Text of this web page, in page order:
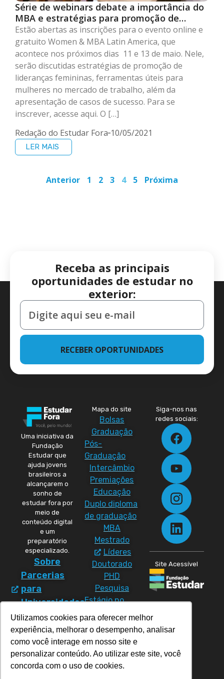
Utilizamos cookies para oferecer melhor
experiência, melhorar o desempenho, analisar
como você interage em nosso site e
personalizar conteúdo. Ao utilizar este site, você
concorda com o uso de cookies.
Série de webinars debate a importância do
MBA e estratégias para promoção de
mulheres em cargos de liderança
Estão abertas as inscrições para o evento online e
gratuito Women & MBA Latin America, que
acontece nos próximos dias 11 e 13 de maio. Nele,
serão discutidas estratégias de promoção de
lideranças femininas, ferramentas úteis para
mulheres no mercado de trabalho, além da
apresentação de casos de sucesso. Para se
inscrever, acesse aqui. O […]
Redação do Estudar Fora 10/05/2021
LER MAIS
Anterior 1 2 3 4 5 Próxima
Receba as principais
oportunidades de estudar no
exterior:
RECEBER OPORTUNIDADES
Uma iniciativa da
Fundação
Estudar que
ajuda jovens
brasileiros a
alcançarem o
sonho de
estudar fora por
meio de
conteúdo digital
e um
preparatório
especializado.
Sobre
Parcerias
para
Universidades
Política
de
Direitos
Política de
Privacidade
Mapa do site
Bolsas
Graduação
Pós-
Graduação
Intercâmbio
Premiações
Educação
Duplo diploma
de graduação
MBA
Mestrado
Líderes
Doutorado
PHD
Pesquisa
Estágio no
exterior
Materiais
Cursos
CC50
Prep
Siga-nos nas
redes sociais:
Site Acessível